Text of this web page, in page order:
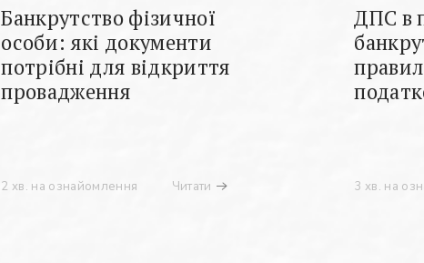
Банкрутство фізичної
особи: які документи
потрібні для відкриття
провадження
2 хв. на ознайомлення Читати
ДПС в
3 хв. на